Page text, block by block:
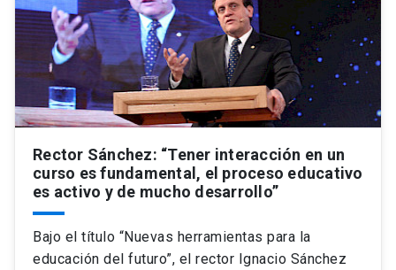
Rector Sánchez: “Tener interacción en un
curso es fundamental, el proceso educativo
es activo y de mucho desarrollo”
Bajo el título “Nuevas herramientas para la
educación del futuro”, el rector Ignacio Sánchez